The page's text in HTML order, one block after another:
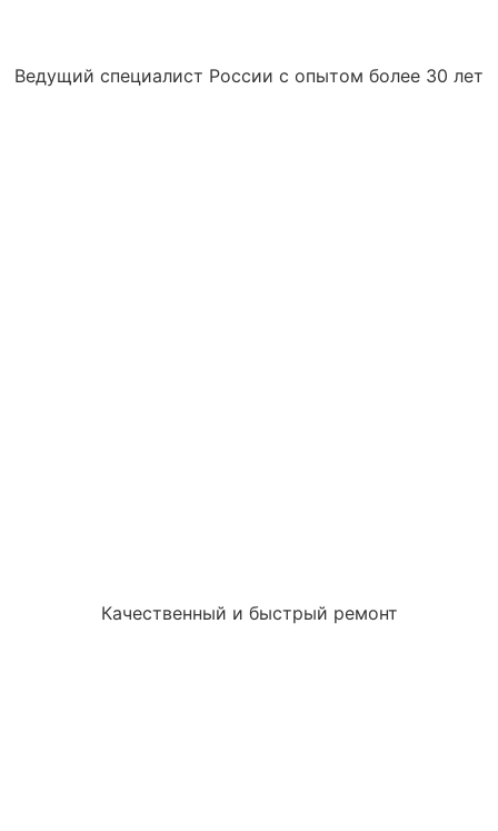
Ведущий специалист России с опытом более 30 лет
Качественный и быстрый ремонт